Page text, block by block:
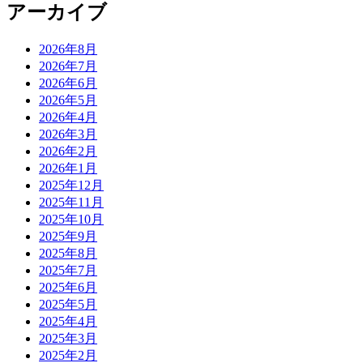
アーカイブ
2026年8月
2026年7月
2026年6月
2026年5月
2026年4月
2026年3月
2026年2月
2026年1月
2025年12月
2025年11月
2025年10月
2025年9月
2025年8月
2025年7月
2025年6月
2025年5月
2025年4月
2025年3月
2025年2月